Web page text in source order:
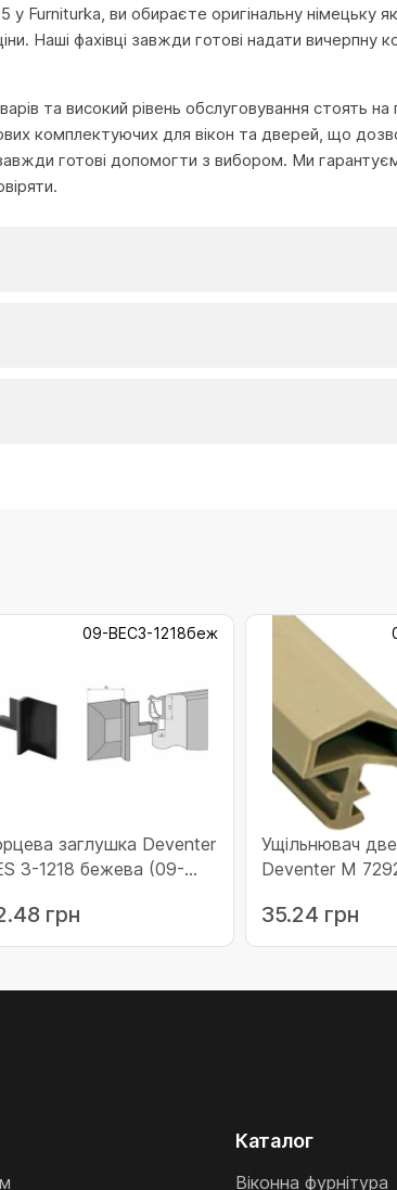
Furniturka, ви обираєте оригінальну німецьку
Наші фахівці завжди готові надати вичерпну
та високий рівень обслуговування стоять
комплектуючих для вікон та дверей, що
готові допомогти з вибором. Ми
09-ВЕС3-1218беж
заглушка Deventer
3-1218 бежева (09-
грн
Ущільнювач
Deventer М
35.24 грн
Каталог
Віконна фурнітура